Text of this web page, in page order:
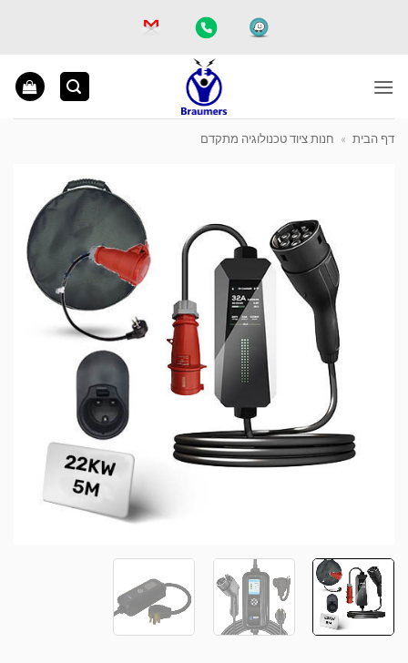
דף הבית » חנות ציוד טכנולוגיה מתקדם